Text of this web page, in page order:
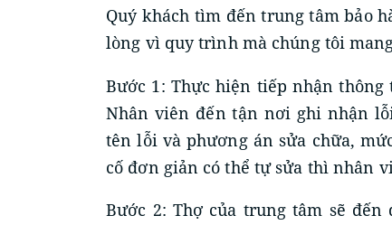
Quý khách tìm đến trung tâm bảo
lòng vì quy trình mà chúng tôi
Bước 1: Thực hiện tiếp nhận thông
Nhân viên đến tận nơi ghi nhận
tên lỗi và phương án sửa chữa,
cố đơn giản có thể tự sửa thì nhân
Bước 2: Thợ của trung tâm sẽ